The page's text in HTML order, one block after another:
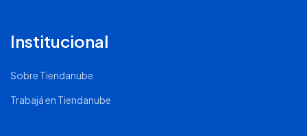
Institucional
Sobre Tiendanube
Trabajá en Tiendanube